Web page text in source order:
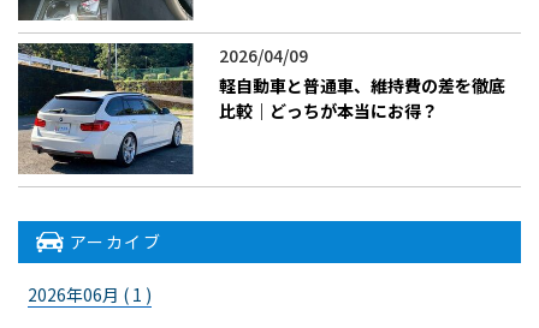
2026/04/09
軽自動車と普通車、維持費の差を徹底
比較｜どっちが本当にお得？
アーカイブ
2026年06月 ( 1 )